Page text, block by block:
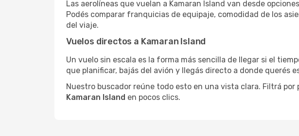
Las aerolíneas que vuelan a Kamaran Island van desde
Podés comparar franquicias de equipaje, comodidad de los
del viaje.
Vuelos directos a Kamaran Island
Un vuelo sin escala es la forma más sencilla de llegar si el
que planificar, bajás del avión y llegás directo a donde querés
Nuestro buscador reúne todo esto en una vista clara. Filtrá
Kamaran Island en pocos clics.